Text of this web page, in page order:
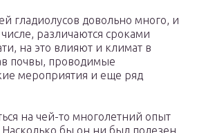
гладиолусов довольно много, и
различаются сроками
на это влияют и климат в
почвы, проводимые
мероприятия и еще ряд
на чей-то многолетний опыт
Насколько бы он ни был полезен